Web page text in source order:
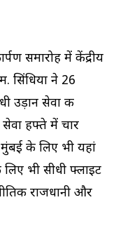
समारोह में केंद्रीय
सिंधिया ने 26
उड़ान सेवा की
सेवा हफ्ते में चार
के लिए भी यहां
भी सीधी फ्लाइट
राजधानी और